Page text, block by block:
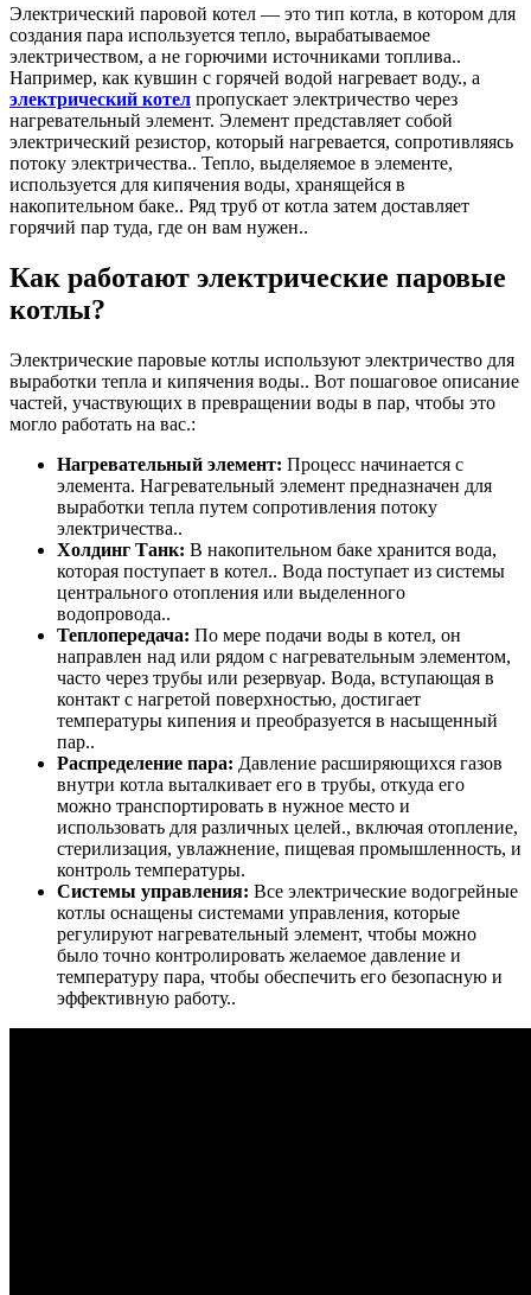
Электрический паровой котел — это тип котла, в котором для
создания пара используется тепло, вырабатываемое
электричеством, а не горючими источниками топлива..
Например, как кувшин с горячей водой нагревает воду., а
электрический котел пропускает электричество через
нагревательный элемент. Элемент представляет собой
электрический резистор, который нагревается, сопротивляясь
потоку электричества.. Тепло, выделяемое в элементе,
используется для кипячения воды, хранящейся в
накопительном баке.. Ряд труб от котла затем доставляет
горячий пар туда, где он вам нужен..
Как работают электрические паровые
котлы?
Электрические паровые котлы используют электричество для
выработки тепла и кипячения воды.. Вот пошаговое описание
частей, участвующих в превращении воды в пар, чтобы это
могло работать на вас.:
Нагревательный элемент: Процесс начинается с
элемента. Нагревательный элемент предназначен для
выработки тепла путем сопротивления потоку
электричества..
Холдинг Танк: В накопительном баке хранится вода,
которая поступает в котел.. Вода поступает из системы
центрального отопления или выделенного
водопровода..
Теплопередача: По мере подачи воды в котел, он
направлен над или рядом с нагревательным элементом,
часто через трубы или резервуар. Вода, вступающая в
контакт с нагретой поверхностью, достигает
температуры кипения и преобразуется в насыщенный
пар..
Распределение пара: Давление расширяющихся газов
внутри котла выталкивает его в трубы, откуда его
можно транспортировать в нужное место и
использовать для различных целей., включая отопление,
стерилизация, увлажнение, пищевая промышленность, и
контроль температуры.
Системы управления: Все электрические водогрейные
котлы оснащены системами управления, которые
регулируют нагревательный элемент, чтобы можно
было точно контролировать желаемое давление и
температуру пара, чтобы обеспечить его безопасную и
эффективную работу..